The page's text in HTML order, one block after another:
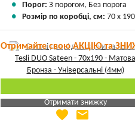
Порог: З порогом, Без порога
Розмір по коробці, см: 70 х 190
Отримайте свою АКЦІЮ та
Отримати знижку
Яка Ваша ціна
favorite email